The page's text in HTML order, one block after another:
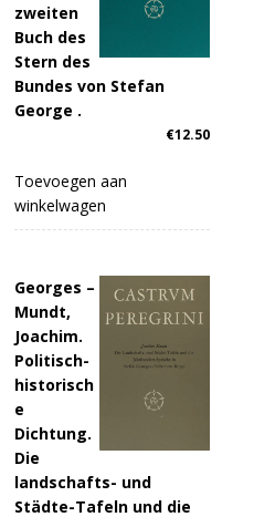
zweiten
Buch des
Stern des
Bundes von Stefan
George .
€12.50
Toevoegen aan
winkelwagen
Georges –
Mundt,
Joachim.
Politisch-
historisch
e
Dichtung.
Die
landschafts- und
Städte-Tafeln und die